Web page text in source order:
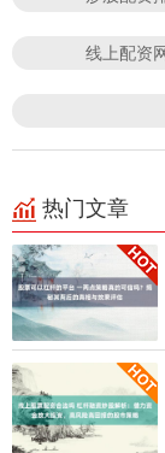
线上配资
热门文章